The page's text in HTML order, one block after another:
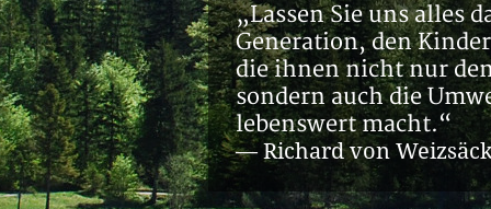
„Lassen Sie uns alles
Generation, den
die ihnen nicht nur
sondern auch die
lebenswert macht.“
— Richard von